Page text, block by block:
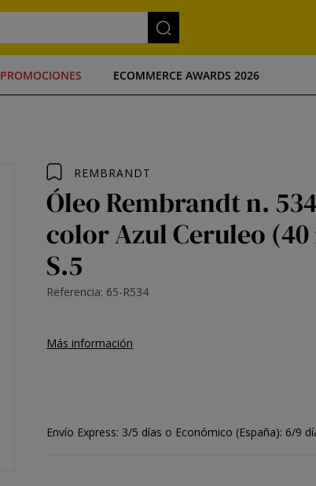
PROMOCIONES ECOMMERCE AWARDS 2026
REMBRANDT
Óleo Rembrandt n.
color Azul Ceruleo
S.5
Referencia: 65-R534
Más información
Envío Express: 3/5 días o Económico (España): 6/9